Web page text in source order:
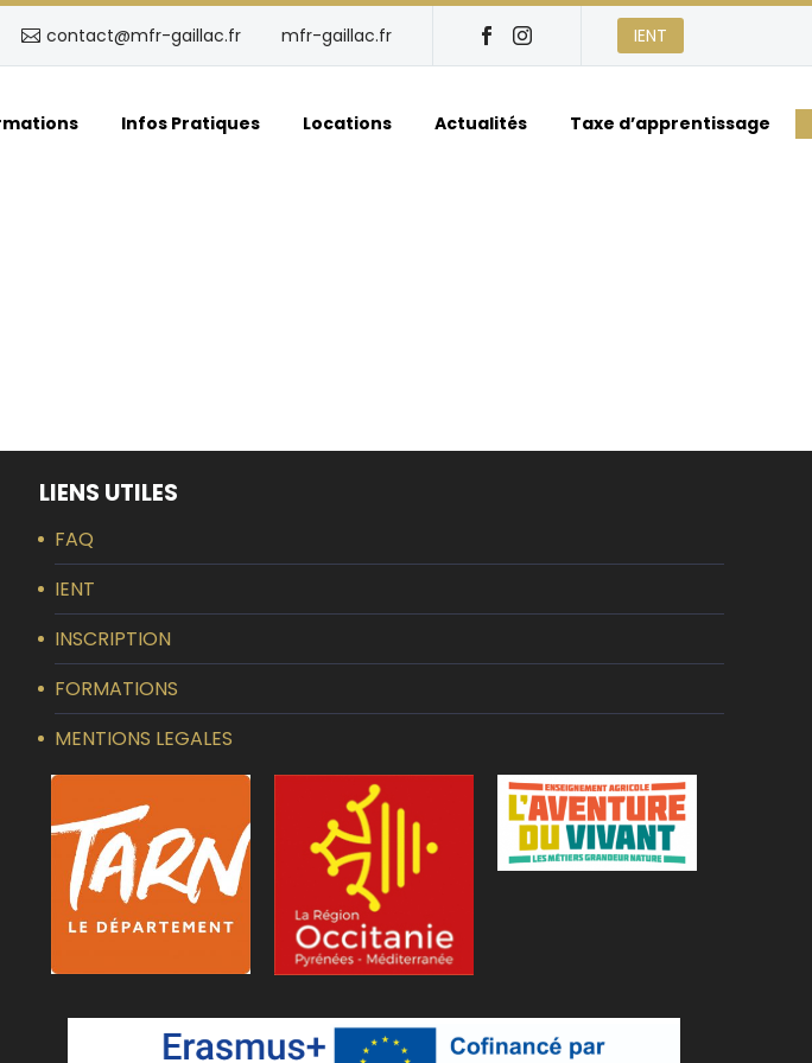
contact@mfr-gaillac.fr mfr-gaillac.fr IENT
Infos Pratiques Locations Actualités Taxe d’apprentissage
LIENS UTILES
FAQ
IENT
INSCRIPTION
FORMATIONS
MENTIONS LEGALES